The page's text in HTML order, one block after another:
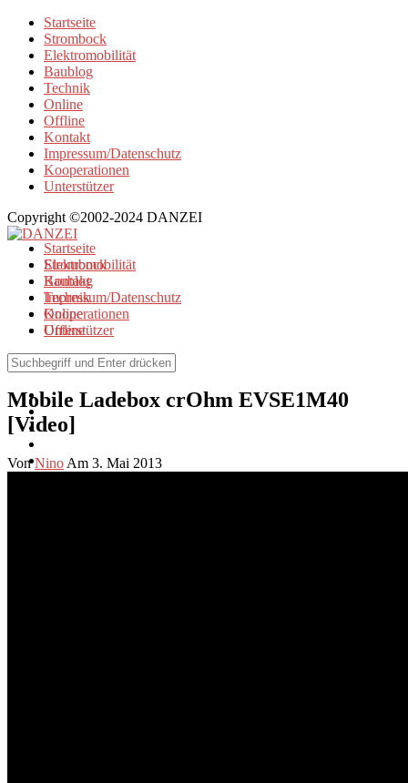
Startseite
Strombock
Elektromobilität
Baublog
Technik
Online
Offline
Kontakt
Impressum/Datenschutz
Kooperationen
Unterstützer
Copyright ©2002-2024 DANZEI
Startseite
Strombock
Kontakt
Impressum/Datenschutz
Kooperationen
Unterstützer
Elektromobilität
Baublog
Technik
Online
Offline
Elektromobilität
Mobile Ladebox crOhm EVSE1M40
[Video]
VonNino Am 3. Mai 2013